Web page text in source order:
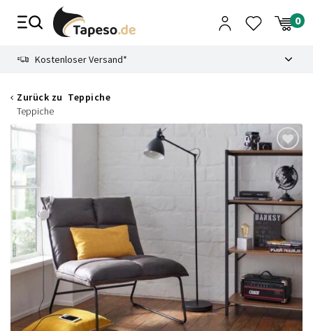
Zusammenbruch
Kostenloser Versand*
Zurück zu Teppiche
Teppiche